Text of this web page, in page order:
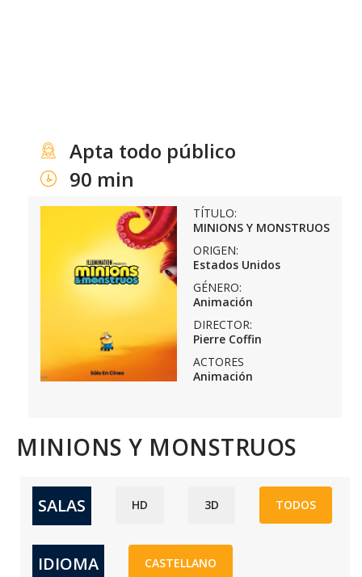
Apta todo público
90 min
TÍTULO:
MINIONS Y MONSTRUOS
ORIGEN:
Estados Unidos
GÉNERO:
Animación
DIRECTOR:
Pierre Coffin
ACTORES
Animación
MINIONS Y MONSTRUOS
SALAS HD 3D TODOS
IDIOMA CASTELLANO